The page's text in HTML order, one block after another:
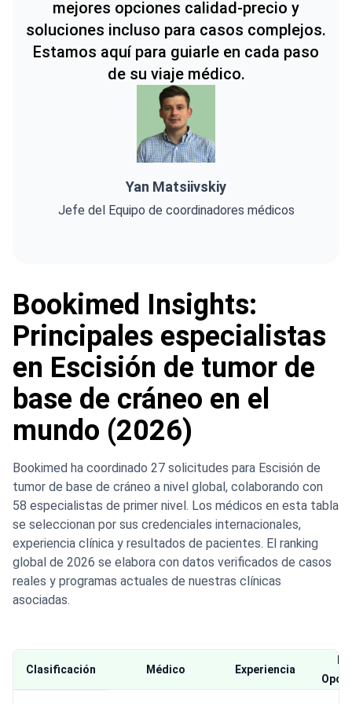
mejores opciones calidad-precio y
soluciones incluso para casos complejos.
Estamos aquí para guiarle en cada paso
de su viaje médico.
Yan Matsiivskiy
Jefe del Equipo de coordinadores médicos
Bookimed Insights:
Principales especialistas
en Escisión de tumor de
base de cráneo en el
mundo (2026)
Bookimed ha coordinado 27 solicitudes para Escisión de
tumor de base de cráneo a nivel global, colaborando con
58 especialistas de primer nivel. Los médicos en esta tabla
se seleccionan por sus credenciales internacionales,
experiencia clínica y resultados de pacientes. El ranking
global de 2026 se elabora con datos verificados de casos
reales y programas actuales de nuestras clínicas
asociadas.
Clasificación Médico Experiencia